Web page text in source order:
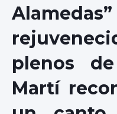
plenos
Martí